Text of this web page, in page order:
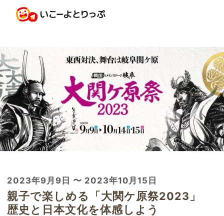
2023年9月9日 〜 2023年10月15日
親子で楽しめる「大関ケ原祭2023」
歴史と日本文化を体感しよう